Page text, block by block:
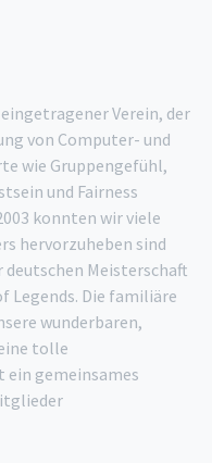
Verein, der
von Computer- und
wie Gruppengefühl,
und Fairness
konnten wir viele
hervorzuheben sind
Meisterschaft
Legends. Die familiäre
wunderbaren,
tolle
ein gemeinsames